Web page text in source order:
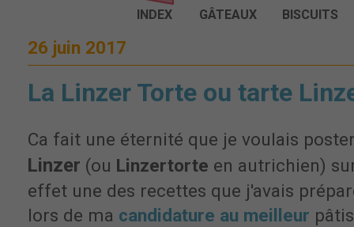
INDEX GÂTEAUX BISCUITS
26 juin 2017
La Linzer Torte ou tarte
Ca fait une éternité que je voulais
Linzer (ou Linzertorte en autrichien)
effet une des recettes que j'avais
lors de ma candidature au meilleur